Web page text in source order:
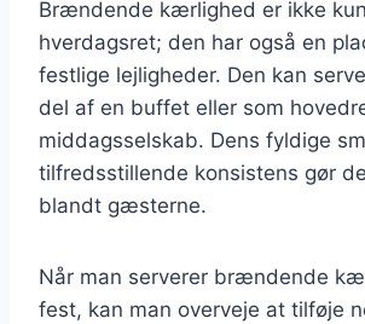
Brændende kærlighed er ikke
hverdagsret; den har også en
festlige lejligheder. Den kan
del af en buffet eller som
middagsselskab. Dens fyldige
tilfredsstillende konsistens gør
blandt gæsterne.
Når man serverer brændende
fest, kan man overveje at tilføje